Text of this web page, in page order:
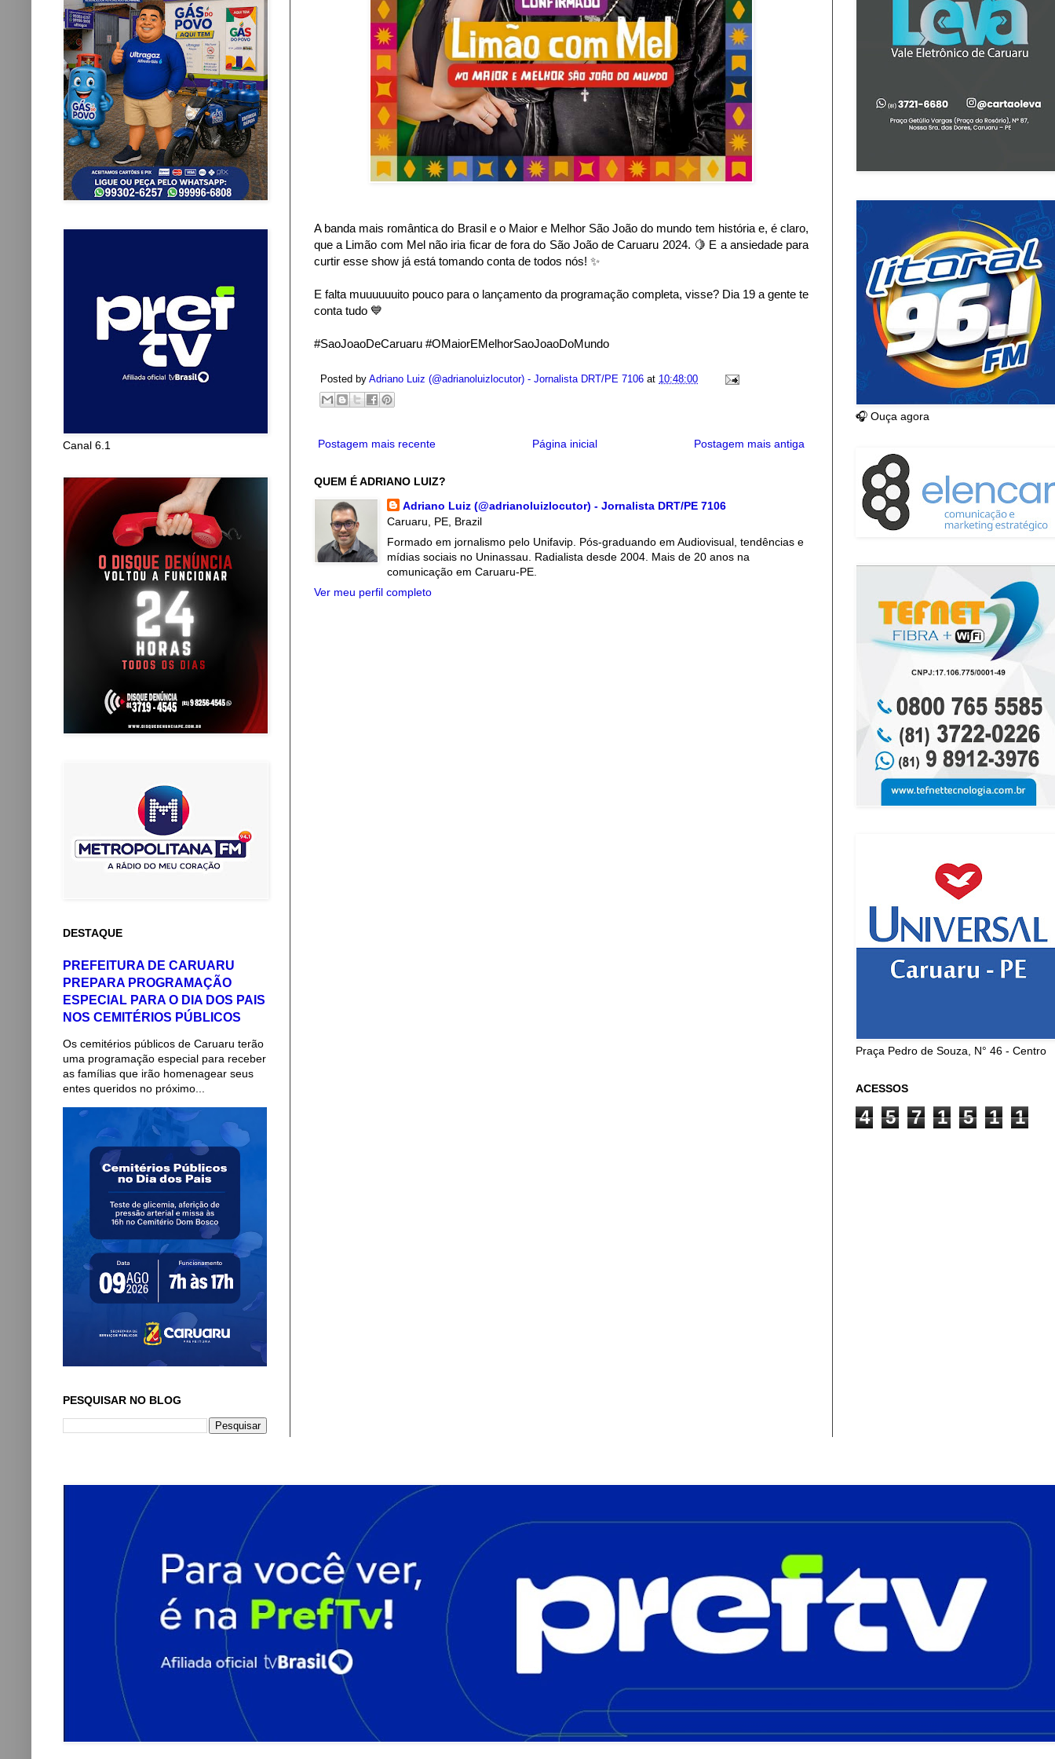
A banda mais romântica do Brasil e o Maior e Melhor São João do mundo tem história e, é claro,
que a Limão com Mel não iria ficar de fora do São João de Caruaru 2024. 🍋 E a ansiedade para
curtir esse show já está tomando conta de todos nós! ✨
E falta muuuuuuito pouco para o lançamento da programação completa, visse? Dia 19 a gente te
conta tudo 💙
#SaoJoaoDeCaruaru #OMaiorEMelhorSaoJoaoDoMundo
Posted by Adriano Luiz (@adrianoluizlocutor) - Jornalista DRT/PE 7106 at 10:48:00
Postagem mais recente Postagem mais antiga
Página inicial
QUEM É ADRIANO LUIZ?
Adriano Luiz (@adrianoluizlocutor) - Jornalista DRT/PE 7106
Caruaru, PE, Brazil
Formado em jornalismo pelo Unifavip. Pós-graduando em Audiovisual, tendências e
mídias sociais no Uninassau. Radialista desde 2004. Mais de 20 anos na
comunicação em Caruaru-PE.
Ver meu perfil completo
Canal 6.1
DESTAQUE
PREFEITURA DE CARUARU
PREPARA PROGRAMAÇÃO
ESPECIAL PARA O DIA DOS PAIS
NOS CEMITÉRIOS PÚBLICOS
Os cemitérios públicos de Caruaru terão
uma programação especial para receber
as famílias que irão homenagear seus
entes queridos no próximo...
PESQUISAR NO BLOG
🎧 Ouça agora
Praça Pedro de Souza, N° 46 - Centro
ACESSOS
4 5 7 1 5 1 1